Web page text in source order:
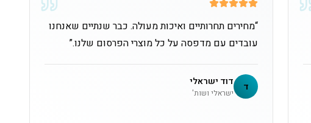
“מחירים תחרותיים ואיכות מעולה. כבר שנתיים שאנחנו
עובדים עם מדפסה על כל מוצרי הפרסום שלנו.”
ד דוד ישראלי
ישראלי ושות'